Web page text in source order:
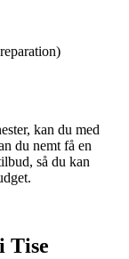
kan du med
du nemt få en
så du kan
Tise